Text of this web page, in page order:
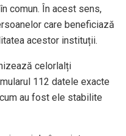
comun. În acest sens,
care beneficiază
acestor instituții.
celorlalți
112 datele exacte
au fost ele stabilite